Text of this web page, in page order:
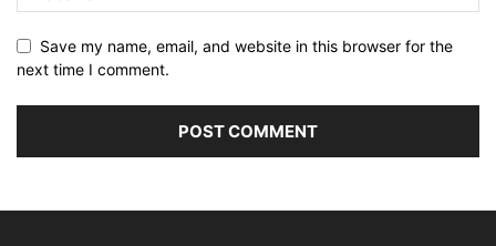
Save my name, email, and website in this browser for the
next time I comment.